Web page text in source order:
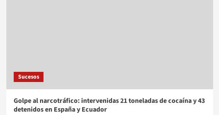
Sucesos
Golpe al narcotráfico: intervenidas 21 toneladas de cocaína y 43
detenidos en España y Ecuador